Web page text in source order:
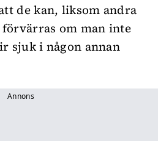
de kan, liksom andra
om man inte
sjuk i någon annan
Annons